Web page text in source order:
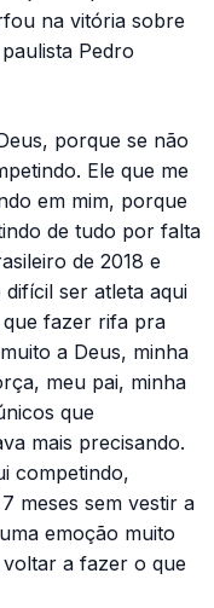
na vitória sobre
Pedro
porque se não
Ele que me
em mim, porque
de tudo por falta
de 2018 e
difícil ser atleta aqui
fazer rifa pra
a Deus, minha
meu pai, minha
que
mais precisando.
competindo,
meses sem vestir a
emoção muito
a fazer o que